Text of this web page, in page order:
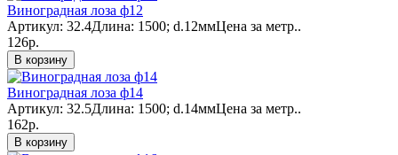
Виноградная лоза ф12
Артикул: 32.4Длина: 1500; d.12ммЦена за метр..
126р.
В корзину
Виноградная лоза ф14
Артикул: 32.5Длина: 1500; d.14ммЦена за метр..
162р.
В корзину